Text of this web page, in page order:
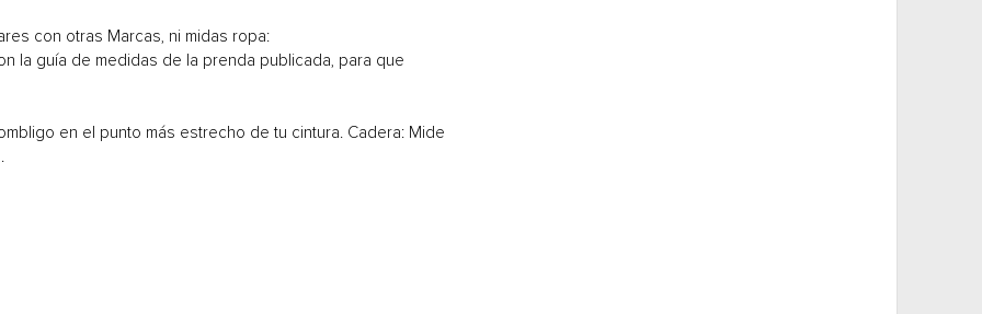
con otras Marcas, ni midas ropa:
la guía de medidas de la prenda publicada, para que
en el punto más estrecho de tu cintura. Cadera: Mide